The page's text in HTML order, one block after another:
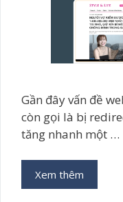
Gần đây vấn đề
còn gọi là bị
tăng nhanh một …
Xem thêm